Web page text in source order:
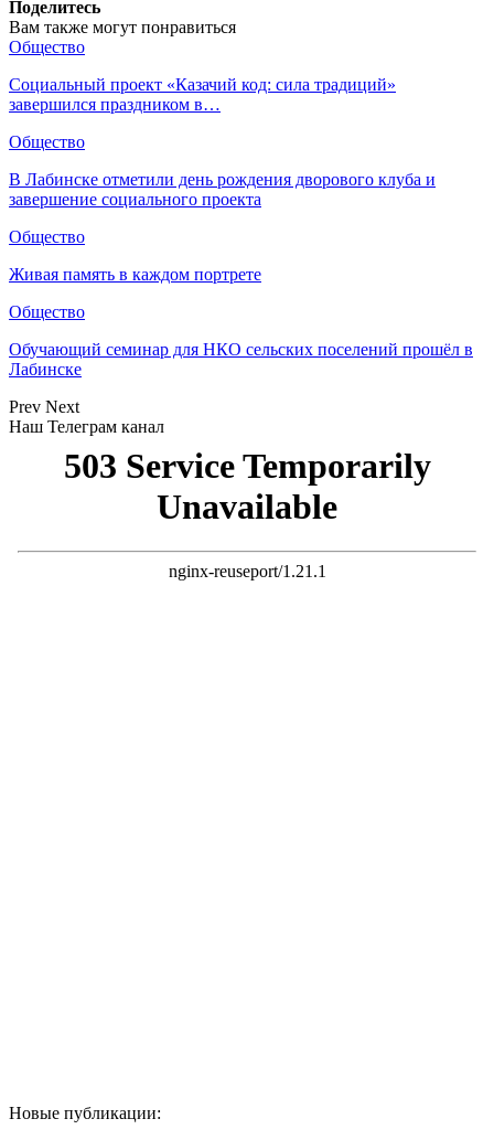
Поделитесь
Вам также могут понравиться
Общество
Социальный проект «Казачий код: сила традиций»
завершился праздником в…
Общество
В Лабинске отметили день рождения дворового клуба и
завершение социального проекта
Общество
Живая память в каждом портрете
Общество
Обучающий семинар для НКО сельских поселений прошёл в
Лабинске
Prev Next
Наш Телеграм канал
Новые публикации: